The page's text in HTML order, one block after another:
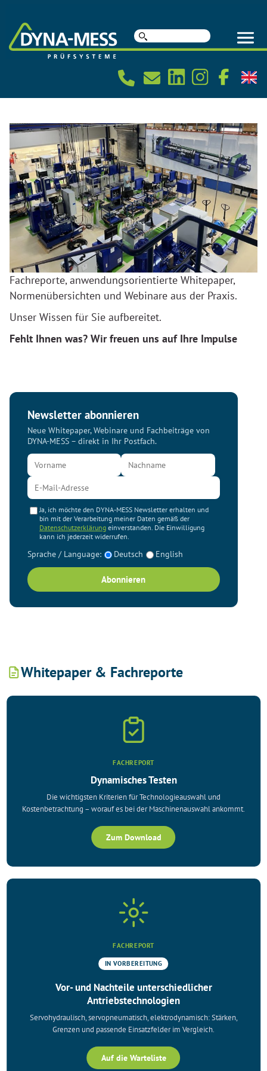
Suche
nach:
DYNAcademy – Fachwissen für Prüf- und Messtechnik
Fachreporte, anwendungsorientierte Whitepaper,
Normenübersichten und Webinare aus der Praxis.
Unser Wissen für Sie aufbereitet.
Fehlt Ihnen was? Wir freuen uns auf Ihre Impulse
Newsletter abonnieren
Neue Whitepaper, Webinare und Fachbeiträge von
DYNA-MESS – direkt in Ihr Postfach.
Ja, ich möchte den DYNA-MESS Newsletter erhalten und
bin mit der Verarbeitung meiner Daten gemäß der
Datenschutzerklärung einverstanden. Die Einwilligung
kann ich jederzeit widerrufen.
Sprache / Language: Deutsch English
Abonnieren
Whitepaper & Fachreporte
FACHREPORT
Dynamisches Testen
Die wichtigsten Kriterien für Technologieauswahl und
Kostenbetrachtung – worauf es bei der Maschinenauswahl ankommt.
Zum Download
FACHREPORT
IN VORBEREITUNG
Vor- und Nachteile unterschiedlicher
Antriebstechnologien
Servohydraulisch, servopneumatisch, elektrodynamisch: Stärken,
Grenzen und passende Einsatzfelder im Vergleich.
Auf die Warteliste